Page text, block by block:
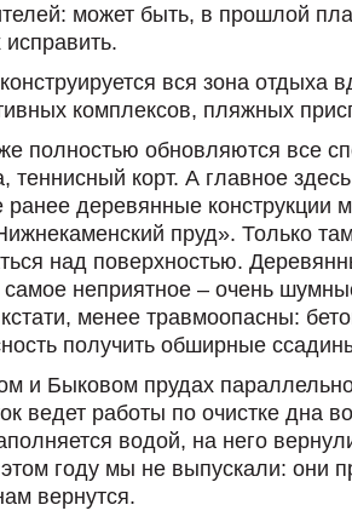
может быть, в прошлой
вся зона отдыха
комплексов, пляжных
полностью обновляются все
теннисный корт. А главное
деревянные конструкции
пруд». Только
над поверхностью.
неприятное – очень
менее травмоопасны:
получить обширные
и Быковом прудах
ведет работы по очистке дна
водой, на него
году мы не выпускали: они
вернутся.